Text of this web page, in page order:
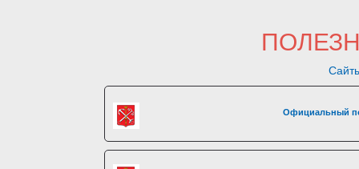
Официальный